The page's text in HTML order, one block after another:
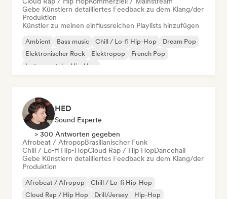
Gebe Künstlern detailliertes Feedback zu dem Klang/der
Produktion
Künstler zu meinen einflussreichen Playlists hinzufügen
Ambient Bass music Chill / Lo-fi Hip-Hop
Dream Pop
Elektronischer Rock
Elektropop
French Pop
Instrumentaler Hip-Hop
HED
Sound Experte
> 300 Antworten gegeben
Afrobeat / AfropopBrasilianischer Funk
Chill / Lo-fi Hip-HopCloud Rap / Hip HopDancehall
Gebe Künstlern detailliertes Feedback zu dem Klang/der
Produktion
Afrobeat / Afropop
Chill / Lo-fi Hip-Hop
Cloud Rap / Hip Hop
Drill/Jersey
Hip-Hop